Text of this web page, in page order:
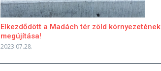
Elkezdődött a Madách tér zöld környezetének
megújítása!
2023.07.28.